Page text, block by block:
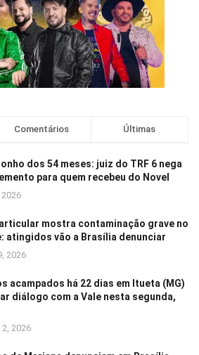
Comentários Últimas
dos 54 meses: juiz do TRF 6 nega
para quem recebeu do Novel
mostra contaminação grave no
atingidos vão a Brasília denunciar
2026
acampados há 22 dias em Itueta (MG)
diálogo com a Vale nesta segunda,
2026